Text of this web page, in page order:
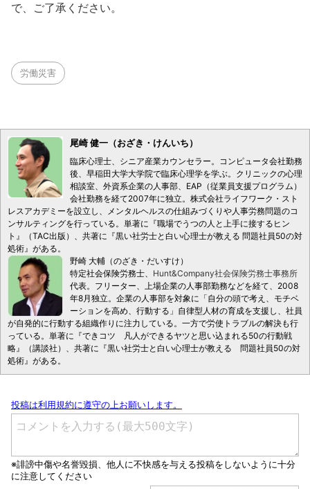
で、ご了承ください。
労働災害
尾崎 健一（おざき・けんいち）
臨床心理士、シニア産業カウンセラー。コンピュータ会社勤務
後、早稲田大学大学院で臨床心理学を学ぶ。クリニックの心理
相談室、外資系企業の人事部、EAP（従業員支援プログラム）
会社勤務を経て2007年に独立。株式会社ライフワーク・スト
レスアカデミーを設立し、メンタルヘルスの仕組みづくりや人事労務問題のコ
ンサルティングを行っている。単著に『職場でうつの人と上手に接するヒン
ト』（TAC出版）、共著に『黒い社労士と白い心理士が教える 問題社員50の対
処術』がある。
野崎 大輔（のざき・だいすけ）
特定社会保険労務士、 Hunt&Company社会保険労務士事務所
代表。フリーター、上場企業の人事部勤務などを経て、2008
年8月独立。企業の人事部を対象に「自分の頭で考え、モチベ
ーションを高め、行動する」自律型人材の育成を支援し、社員
が自発的に行動する組織作りに注力している。一方で労使トラブルの解決も行
っている。単著に『できコツ 凡人ができるヤツと思い込まれる50の行動戦
略』（講談社）、共著に『黒い社労士と白い心理士が教える 問題社員50の対
処術』がある。